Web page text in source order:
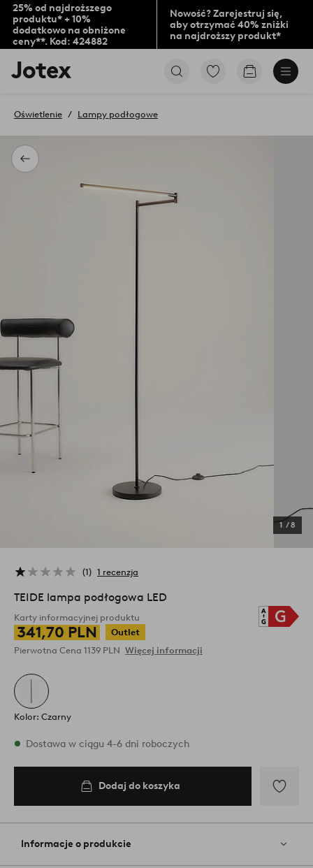
25% od najdroższego
produktu* + 10%
dodatkowo na obniżone
ceny**. Kod: 424882
Nowość? Zarejestruj się,
aby otrzymać 40% zniżki
na najdroższy produkt*
Logo
Jotex
na
stronę
PrzejdźPrzejdź
Powrót
Oświetlenie Lampy podłogowe
1 /8
1 1 recenzja
TEIDE lampa podłogowa LED
Karty informacyjnej produktu
341,70 PLN
Outlet
Pierwotna Cena 1139 PLN Więcej informacji
Kolor: Czarny
W magazynie
Dostawa w ciągu 4-6 dni roboczych
Dodaj do koszyka
do
Informacje o produkcie